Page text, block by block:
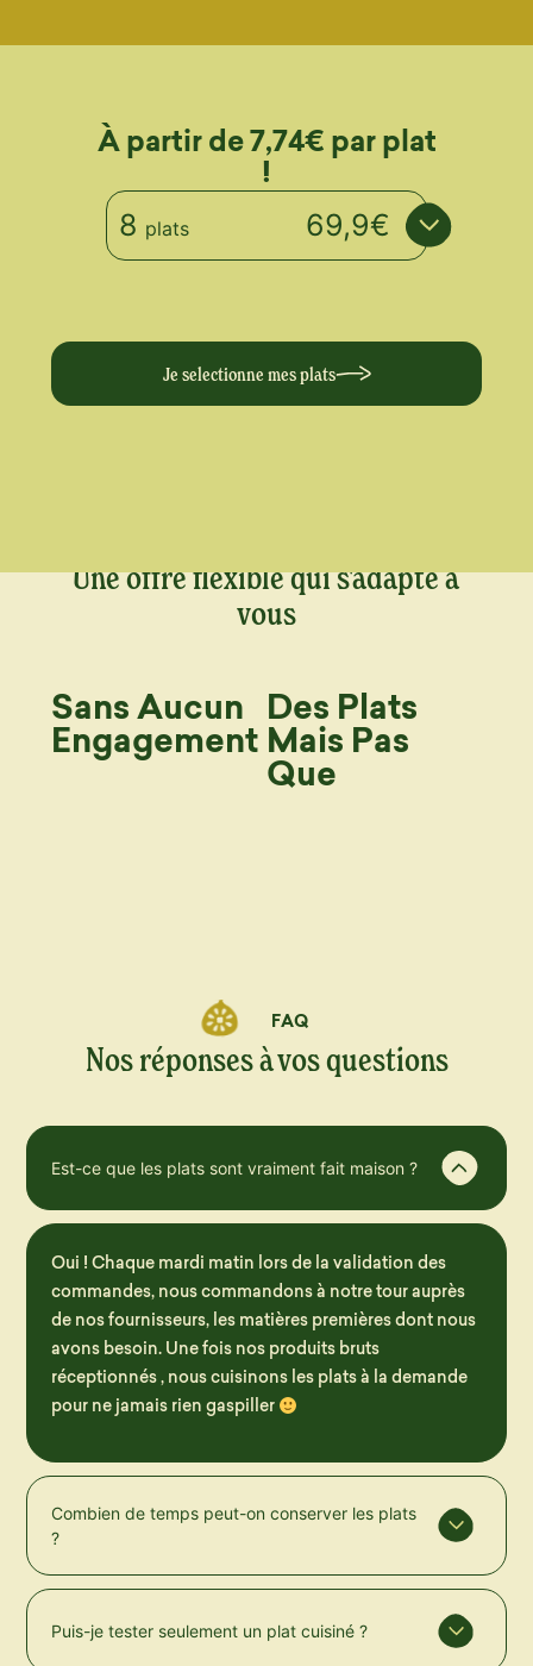
À partir de 7,74€ par plat
!
8 plats 69,9€
Je selectionne mes plats
Une offre flexible qui s'adapte à
vous
Sans Aucun
Engagement
Des Plats
Mais Pas
Que
FAQ
Nos réponses à vos questions
Est-ce que les plats sont vraiment fait maison ?
Oui ! Chaque mardi matin lors de la validation des
commandes, nous commandons à notre tour auprès
de nos fournisseurs, les matières premières dont nous
avons besoin. Une fois nos produits bruts
réceptionnés , nous cuisinons les plats à la demande
pour ne jamais rien gaspiller
Combien de temps peut-on conserver les plats
?
Puis-je tester seulement un plat cuisiné ?